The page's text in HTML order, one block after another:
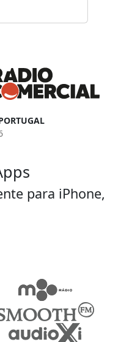
para iPhone,